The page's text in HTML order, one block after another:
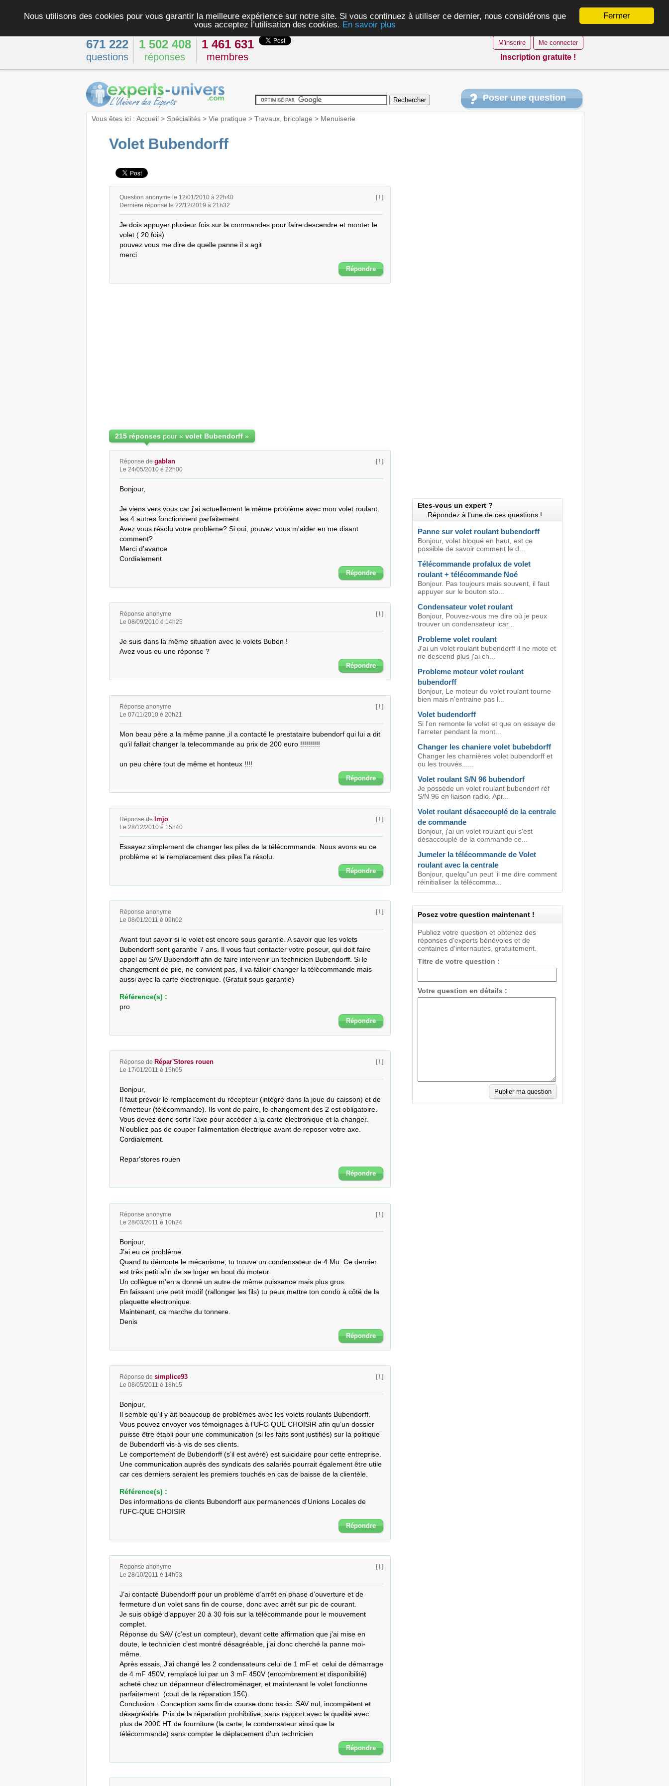
Fermer
Nous utilisons des cookies pour vous garantir la meilleure expérience sur notre site. Si vous continuez à utiliser ce dernier, nous considérons que
vous acceptez l’utilisation des cookies. En savoir plus
671 222
questions
1 502 408
réponses
1 461 631
membres
M'inscrire Me connecter
Inscription gratuite !
Poser une question
Vous êtes ici : Accueil> Spécialités> Vie pratique > Travaux, bricolage > Menuiserie
Volet Bubendorff
Question anonyme le 12/01/2010 à 22h40
Dernière réponse le 22/12/2019 à 21h32
[ ! ]
Je dois appuyer plusieur fois sur la commandes pour faire descendre et monter le
volet ( 20 fois)
pouvez vous me dire de quelle panne il s agit
merci
Répondre
215 réponses pour « volet Bubendorff»
Réponse de gablan
Le 24/05/2010 é 22h00
[ ! ]
Bonjour,
Je viens vers vous car j'ai actuellement le même problème avec mon volet roulant.
les 4 autres fonctionnent parfaitement.
Avez vous résolu votre problème? Si oui, pouvez vous m'aider en me disant
comment?
Merci d'avance
Cordialement
Répondre
Réponse anonyme
Le 08/09/2010 é 14h25
[ ! ]
Je suis dans la même situation avec le volets Buben !
Avez vous eu une réponse ?
Répondre
Réponse anonyme
Le 07/11/2010 é 20h21
[ ! ]
Mon beau père a la même panne ,il a contacté le prestataire bubendorf qui lui a dit
qu'il fallait changer la telecommande au prix de 200 euro !!!!!!!!!!
un peu chère tout de même et honteux !!!!
Répondre
Réponse de lmjo
Le 28/12/2010 é 15h40
[ ! ]
Essayez simplement de changer les piles de la télécommande. Nous avons eu ce
problème et le remplacement des piles l'a résolu.
Répondre
Réponse anonyme
Le 08/01/2011 é 09h02
[ ! ]
Avant tout savoir si le volet est encore sous garantie. A savoir que les volets
Bubendorff sont garantie 7 ans. Il vous faut contacter votre poseur, qui doit faire
appel au SAV Bubendorff afin de faire intervenir un technicien Bubendorff. Si le
changement de pile, ne convient pas, il va falloir changer la télécommande mais
aussi avec la carte électronique. (Gratuit sous garantie)
Référence(s) :
pro
Répondre
Réponse de Répar'Stores rouen
Le 17/01/2011 é 15h05
[ ! ]
Bonjour,
Il faut prévoir le remplacement du récepteur (intégré dans la joue du caisson) et de
l'émetteur (télécommande). Ils vont de paire, le changement des 2 est obligatoire.
Vous devez donc sortir l'axe pour accéder à la carte électronique et la changer.
N'oubliez pas de couper l'alimentation électrique avant de reposer votre axe.
Cordialement.
Repar'stores rouen
Répondre
Réponse anonyme
Le 28/03/2011 é 10h24
[ ! ]
Bonjour,
J'ai eu ce problême.
Quand tu démonte le mécanisme, tu trouve un condensateur de 4 Mu. Ce dernier
est très petit afin de se loger en bout du moteur.
Un collègue m'en a donné un autre de même puissance mais plus gros.
En faissant une petit modif (rallonger les fils) tu peux mettre ton condo à côté de la
plaquette electronique.
Maintenant, ca marche du tonnere.
Denis
Répondre
Réponse de simplice93
Le 08/05/2011 é 18h15
[ ! ]
Bonjour,
Il semble qu’il y ait beaucoup de problèmes avec les volets roulants Bubendorff.
Vous pouvez envoyer vos témoignages à l’UFC-QUE CHOISIR afin qu’un dossier
puisse être établi pour une communication (si les faits sont justifiés) sur la politique
de Bubendorff vis-à-vis de ses clients.
Le comportement de Bubendorff (s’il est avéré) est suicidaire pour cette entreprise.
Une communication auprès des syndicats des salariés pourrait également être utile
car ces derniers seraient les premiers touchés en cas de baisse de la clientèle.
Référence(s) :
Des informations de clients Bubendorff aux permanences d'Unions Locales de
l'UFC-QUE CHOISIR
Répondre
Réponse anonyme
Le 28/10/2011 é 14h53
[ ! ]
J’ai contacté Bubendorff pour un problème d’arrêt en phase d’ouverture et de
fermeture d’un volet sans fin de course, donc avec arrêt sur pic de courant.
Je suis obligé d’appuyer 20 à 30 fois sur la télécommande pour le mouvement
complet.
Réponse du SAV (c’est un compteur), devant cette affirmation que j’ai mise en
doute, le technicien c’est montré désagréable, j’ai donc cherché la panne moi-
même.
Après essais, J’ai changé les 2 condensateurs celui de 1 mF et  celui de démarrage
de 4 mF 450V, remplacé lui par un 3 mF 450V (encombrement et disponibilité)
acheté chez un dépanneur d’électroménager, et maintenant le volet fonctionne
parfaitement  (cout de la réparation 15€).
Conclusion : Conception sans fin de course donc basic. SAV nul, incompétent et
désagréable. Prix de la réparation prohibitive, sans rapport avec la qualité avec
plus de 200€ HT de fourniture (la carte, le condensateur ainsi que la
télécommande) sans compter le déplacement d’un technicien
Répondre
Etes-vous un expert ?
Répondez à l'une de ces questions !
Panne sur volet roulant bubendorff
Bonjour, volet bloqué en haut, est ce
possible de savoir comment le d...
Télécommande profalux de volet
roulant + télécommande Noé
Bonjour. Pas toujours mais souvent, il faut
appuyer sur le bouton sto...
Condensateur volet roulant
Bonjour, Pouvez-vous me dire où je peux
trouver un condensateur icar...
Probleme volet roulant
J'ai un volet roulant bubendorff il ne mote et
ne descend plus j'ai ch...
Probleme moteur volet roulant
bubendorff
Bonjour, Le moteur du volet roulant tourne
bien mais n'entraine pas l...
Volet budendorff
Si l'on remonte le volet et que on essaye de
l'arreter pendant la mont...
Changer les chaniere volet bubebdorff
Changer les charnières volet bubendorff et
ou les trouvés......
Volet roulant S/N 96 bubendorf
Je possède un volet roulant bubendorf réf
S/N 96 en liaison radio. Apr...
Volet roulant désaccouplé de la centrale
de commande
Bonjour, j'ai un volet roulant qui s'est
désaccouplé de la commande ce...
Jumeler la télécommande de Volet
roulant avec la centrale
Bonjour, quelqu"un peut 'il me dire comment
réinitialiser la télécomma...
Posez votre question maintenant !
Publiez votre question et obtenez des
réponses d'experts bénévoles et de
centaines d'internautes, gratuitement.
Titre de votre question :
Votre question en détails :